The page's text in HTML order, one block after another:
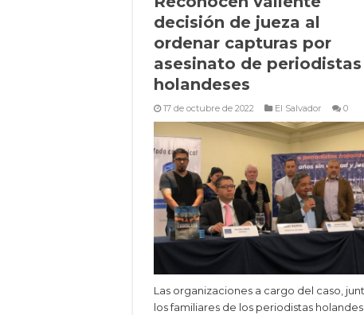
decisión de jueza al
ordenar capturas por
asesinato de periodistas
holandeses
17 de octubre de 2022 El Salvador 0
Las organizaciones a cargo del caso,
los familiares de los periodistas